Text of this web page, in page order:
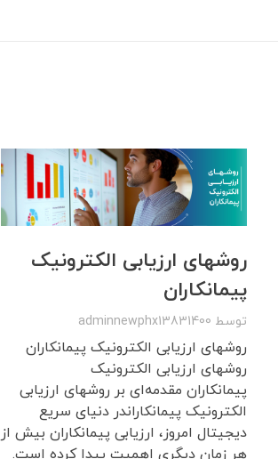
روشهای ارزیابی الکترونیک
پیمانکاران
توسط adminnewphx13831400
روشهای ارزیابی الکترونیک پیمانکاران
روشهای ارزیابی الکترونیک
پیمانکاران مقدمه‌ای بر روشهای ارزیابی
الکترونیک پیمانکاراندر دنیای سریع
دیجیتال امروز، ارزیابی پیمانکاران بیش از
هر زمان دیگری اهمیت پیدا کرده است.